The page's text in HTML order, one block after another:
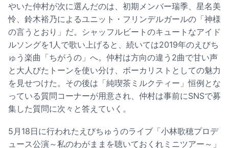
やいた仲村が次に選んだのは、初期メンバー瑞季、星名美
怜、鈴木裕乃によるユニット・フリンデルガールの「神様
の言うとおり」だ。シャッフルビートのキュートなアイド
ルソングを1人で歌い上げると、続いては2019年のえびち
ゅう楽曲「ちがうの」へ。仲村は方向の違う2曲で甘い声
と大人びたトーンを使い分け、ボーカリストとしての魅力
を見せつけた。その後は「純喫茶ミルクティー」恒例とな
っている質問コーナーが用意され、仲村は事前にSNSで募
集した質問に次々と答えていく。
5月18日に行われたえびちゅうのライブ「小林歌穂プロデ
ュース公演～私のわがままを聴いておくれミニツアー～」